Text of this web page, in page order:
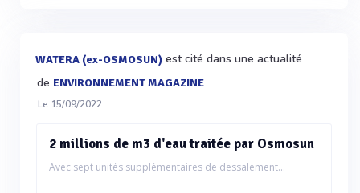
WATERA (ex-OSMOSUN) est cité dans une actualité
de ENVIRONNEMENT MAGAZINE
Le 15/09/2022
2 millions de m3 d'eau traitée par Osmosun
Avec sept unités supplémentaires de dessalement...